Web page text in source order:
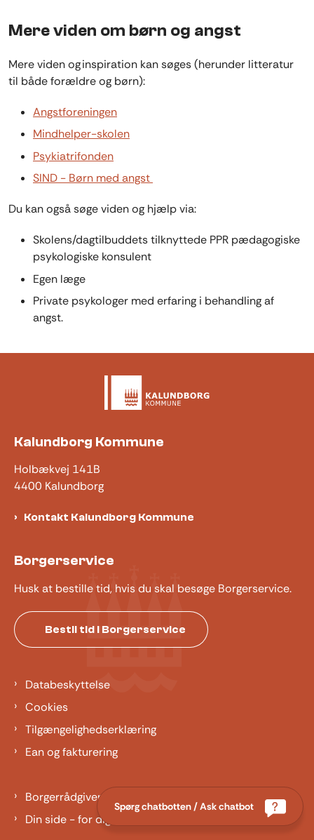
Mere viden om børn og angst
Mere viden og inspiration kan søges (herunder litteratur
til både forældre og børn):
Angstforeningen
Mindhelper-skolen
Psykiatrifonden
SIND - Børn med angst
Du kan også søge viden og hjælp via:
Skolens/dagtilbuddets tilknyttede PPR pædagogiske
psykologiske konsulent
Egen læge
Private psykologer med erfaring i behandling af
angst.
Kalundborg Kommune
Holbækvej 141B
4400 Kalundborg
Kontakt Kalundborg Kommune
Borgerservice
Husk at bestille tid, hvis du skal besøge Borgerservice.
Bestil tid i Borgerservice
Databeskyttelse
Cookies
Tilgængelighedserklæring
Ean og fakturering
Borgerrådgiver
Din side - for dig der er barn eller ung
Spørg chatbotten / Ask chatbot